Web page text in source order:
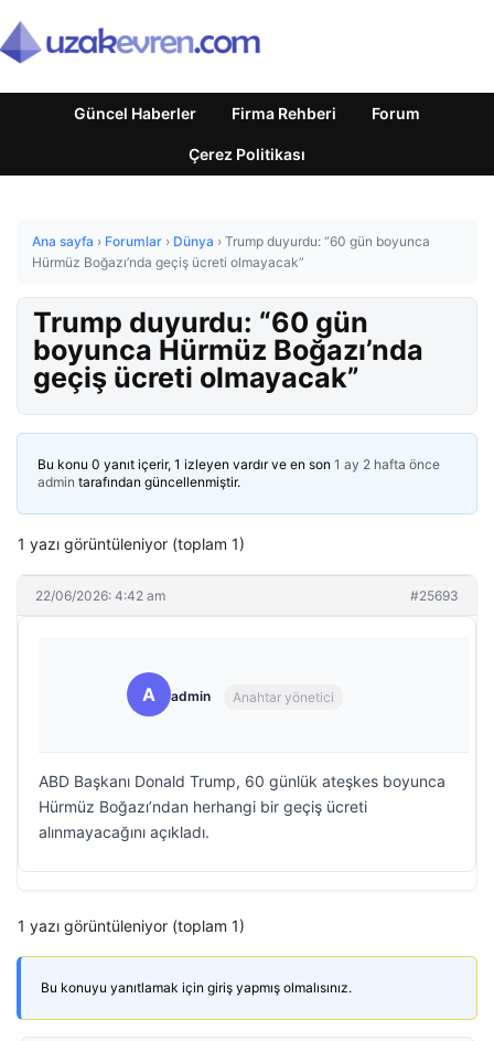
Güncel Haberler Firma Rehberi Forum
Çerez Politikası
Ana sayfa › Forumlar › Dünya › Trump duyurdu: “60 gün boyunca
Hürmüz Boğazı’nda geçiş ücreti olmayacak”
Trump duyurdu: “60 gün
boyunca Hürmüz Boğazı’nda
geçiş ücreti olmayacak”
Bu konu 0 yanıt içerir, 1 izleyen vardır ve en son 1 ay 2 hafta önce
admin tarafından güncellenmiştir.
1 yazı görüntüleniyor (toplam 1)
22/06/2026: 4:42 am #25693
A admin Anahtar yönetici
ABD Başkanı Donald Trump, 60 günlük ateşkes boyunca
Hürmüz Boğazı’ndan herhangi bir geçiş ücreti
alınmayacağını açıkladı.
1 yazı görüntüleniyor (toplam 1)
Bu konuyu yanıtlamak için giriş yapmış olmalısınız.